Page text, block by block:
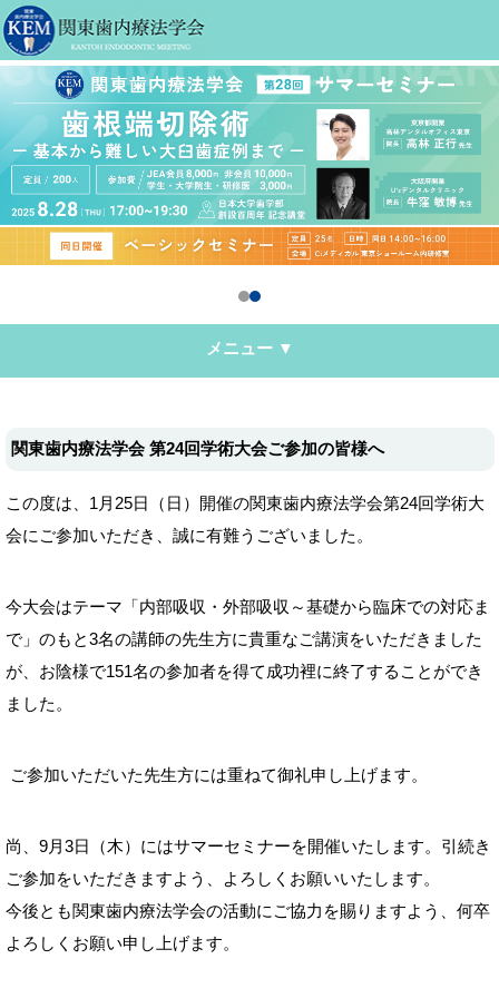
メニュー ▼
関東歯内療法学会 第24回学術大会ご参加の皆様へ
この度は、1月25日（日）開催の関東歯内療法学会第24回学術大
会にご参加いただき、誠に有難うございました。
今大会はテーマ「内部吸収・外部吸収～基礎から臨床での対応ま
で」のもと3名の講師の先生方に貴重なご講演をいただきました
が、お陰様で151名の参加者を得て成功裡に終了することができ
ました。
ご参加いただいた先生方には重ねて御礼申し上げます。
尚、9月3日（木）にはサマーセミナーを開催いたします。引続き
ご参加をいただきますよう、よろしくお願いいたします。
今後とも関東歯内療法学会の活動にご協力を賜りますよう、何卒
よろしくお願い申し上げます。